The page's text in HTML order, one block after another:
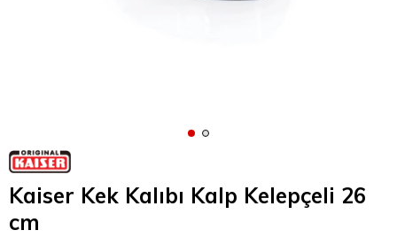
Kaiser Kek Kalıbı Kalp Kelepçeli 26
cm